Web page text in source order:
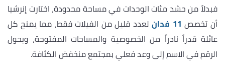
فبدلاً من حشد مئات الوحدات في مساحة محدودة، اختارت إنرشيا
أن تخصص 11 فدان
لعدد قليل من الفيلات فقط، مما يمنح كل
عائلة قدراً نادراً من الخصوصية والمساحات المفتوحة، ويحول
الرقم في الاسم إلى وعد فعلي بمجتمع منخفض الكثافة.